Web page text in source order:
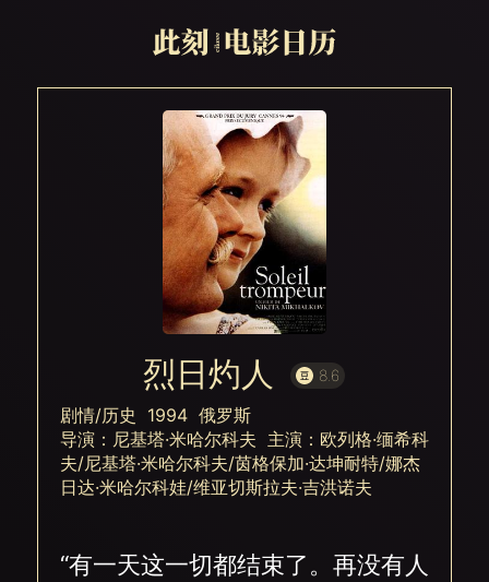
烈日灼人 8.6
剧情/历史 1994 俄罗斯
导演：尼基塔·米哈尔科夫 主演：欧列格·缅希科
夫/尼基塔·米哈尔科夫/茵格保加·达坤耐特/娜杰
日达·米哈尔科娃/维亚切斯拉夫·吉洪诺夫
“有一天这一切都结束了。再没有人